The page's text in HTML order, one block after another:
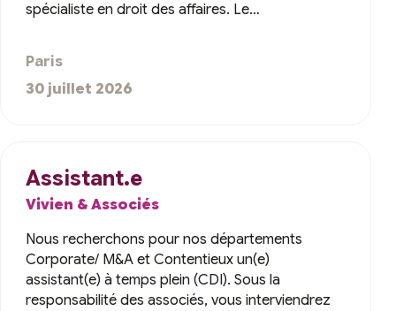
spécialiste en droit des affaires. Le…
Paris
30 juillet 2026
Assistant.e
Vivien & Associés
Nous recherchons pour nos départements
Corporate/ M&A et Contentieux un(e)
assistant(e) à temps plein (CDI). Sous la
responsabilité des associés, vous interviendrez